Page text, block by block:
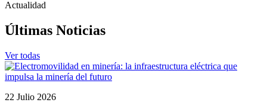
Actualidad
Últimas Noticias
Ver todas
22 Julio 2026